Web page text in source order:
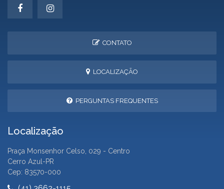
CONTATO
LOCALIZAÇÃO
PERGUNTAS FREQUENTES
Localização
Praça Monsenhor Celso, 029 - Centro
Cerro Azul-PR
Cep: 83570-000